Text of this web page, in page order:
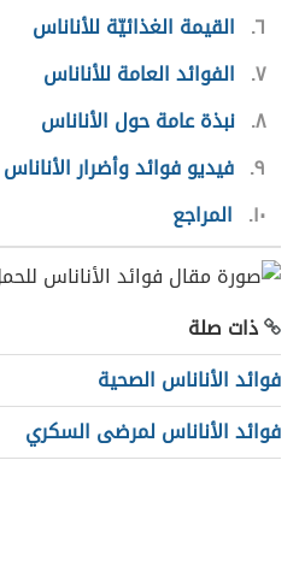
٦ القيمة الغذائيّة للأناناس
٧ الفوائد العامة للأناناس
٨ نبذة عامة حول الأناناس
٩ فيديو فوائد وأضرار الأناناس
١٠
المراجع
ذات صلة
فوائد الأناناس الصحية
فوائد الأناناس لمرضى السكري